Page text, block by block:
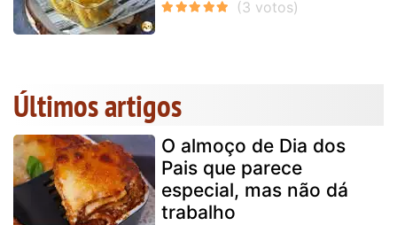
Últimos artigos
O almoço de Dia dos
Pais que parece
especial, mas não dá
trabalho